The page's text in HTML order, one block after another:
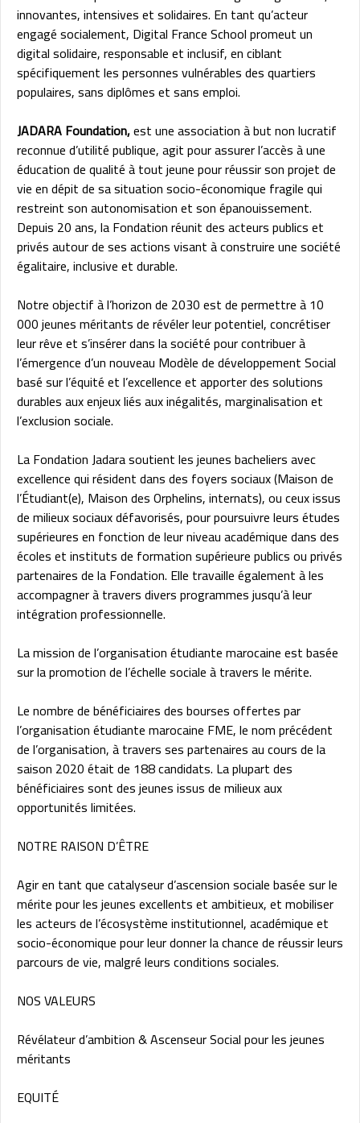
innovantes, intensives et solidaires. En tant qu’acteur
engagé socialement, Digital France School promeut un
digital solidaire, responsable et inclusif, en ciblant
spécifiquement les personnes vulnérables des quartiers
populaires, sans diplômes et sans emploi.
JADARA Foundation,est une association à but non lucratif
reconnue d’utilité publique, agit pour assurer l’accès à une
éducation de qualité à tout jeune pour réussir son projet de
vie en dépit de sa situation socio-économique fragile qui
restreint son autonomisation et son épanouissement.
Depuis 20 ans, la Fondation réunit des acteurs publics et
privés autour de ses actions visant à construire une société
égalitaire, inclusive et durable.
Notre objectif à l’horizon de 2030 est de permettre à 10
000 jeunes méritants de révéler leur potentiel, concrétiser
leur rêve et s’insérer dans la société pour contribuer à
l’émergence d’un nouveau Modèle de développement Social
basé sur l’équité et l’excellence et apporter des solutions
durables aux enjeux liés aux inégalités, marginalisation et
l’exclusion sociale.
La Fondation Jadara soutient les jeunes bacheliers avec
excellence qui résident dans des foyers sociaux (Maison de
l’Étudiant(e), Maison des Orphelins, internats), ou ceux issus
de milieux sociaux défavorisés, pour poursuivre leurs études
supérieures en fonction de leur niveau académique dans des
écoles et instituts de formation supérieure publics ou privés
partenaires de la Fondation. Elle travaille également à les
accompagner à travers divers programmes jusqu’à leur
intégration professionnelle.
La mission de l’organisation étudiante marocaine est basée
sur la promotion de l’échelle sociale à travers le mérite.
Le nombre de bénéficiaires des bourses offertes par
l’organisation étudiante marocaine FME, le nom précédent
de l’organisation, à travers ses partenaires au cours de la
saison 2020 était de 188 candidats. La plupart des
bénéficiaires sont des jeunes issus de milieux aux
opportunités limitées.
NOTRE RAISON D’ÊTRE
Agir en tant que catalyseur d’ascension sociale basée sur le
mérite pour les jeunes excellents et ambitieux, et mobiliser
les acteurs de l’écosystème institutionnel, académique et
socio-économique pour leur donner la chance de réussir leurs
parcours de vie, malgré leurs conditions sociales.
NOS VALEURS
Révélateur d’ambition & Ascenseur Social pour les jeunes
méritants
EQUITÉ